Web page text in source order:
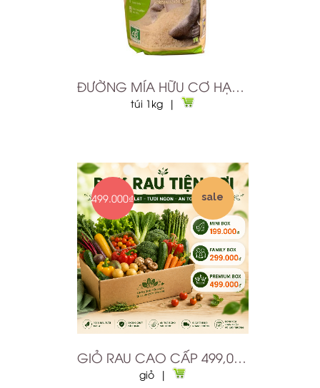
ĐƯỜNG MÍA HỮU CƠ HẠT NHỎ
túi 1kg |
499.000₫ sale
GIỎ RAU CAO CẤP 499,000Đ
giỏ |